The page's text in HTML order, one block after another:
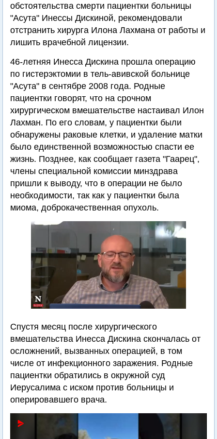
обстоятельства смерти пациентки больницы
"Асута" Инессы Дискиной, рекомендовали
отстранить хирурга Илона Лахмана от работы и
лишить врачебной лицензии.
46-летняя Инесса Дискина прошла операцию
по гистерэктомии в тель-авивской больнице
"Асута" в сентябре 2008 года. Родные
пациентки говорят, что на срочном
хирургическом вмешательстве настаивал Илон
Лахман. По его словам, у пациентки были
обнаружены раковые клетки, и удаление матки
было единственной возможностью спасти ее
жизнь. Позднее, как сообщает газета "Гаарец",
члены специальной комиссии минздрава
пришли к выводу, что в операции не было
необходимости, так как у пациентки была
миома, доброкачественная опухоль.
Спустя месяц после хирургического
вмешательства Инесса Дискина скончалась от
осложнений, вызванных операцией, в том
числе от инфекционного заражения. Родные
пациентки обратились в окружной суд
Иерусалима с иском против больницы и
оперировавшего врача.